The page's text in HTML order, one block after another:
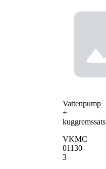
Vattenpump
+
kuggremssats
VKMC
01130-
3